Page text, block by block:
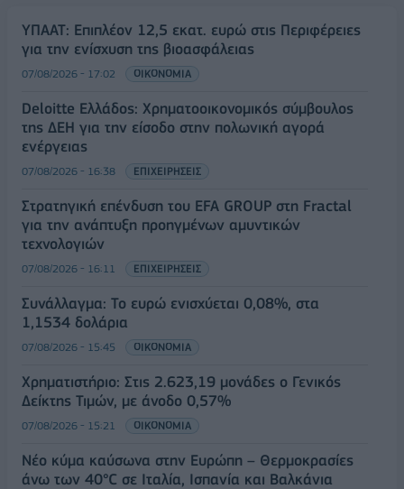
ΥΠΑΑΤ: Επιπλέον 12,5 εκατ. ευρώ στις Περιφέρειες
για την ενίσχυση της βιοασφάλειας
07/08/2026 - 17:02 ΟΙΚΟΝΟΜΙΑ
Deloitte Ελλάδος: Χρηματοοικονομικός σύμβουλος
της ΔΕΗ για την είσοδο στην πολωνική αγορά
ενέργειας
07/08/2026 - 16:38 ΕΠΙΧΕΙΡΗΣΕΙΣ
Στρατηγική επένδυση του EFA GROUP στη Fractal
για την ανάπτυξη προηγμένων αμυντικών
τεχνολογιών
07/08/2026 - 16:11 ΕΠΙΧΕΙΡΗΣΕΙΣ
Συνάλλαγμα: Το ευρώ ενισχύεται 0,08%, στα
1,1534 δολάρια
07/08/2026 - 15:45 ΟΙΚΟΝΟΜΙΑ
Χρηματιστήριο: Στις 2.623,19 μονάδες ο Γενικός
Δείκτης Τιμών, με άνοδο 0,57%
07/08/2026 - 15:21 ΟΙΚΟΝΟΜΙΑ
Νέο κύμα καύσωνα στην Ευρώπη – Θερμοκρασίες
άνω των 40°C σε Ιταλία, Ισπανία και Βαλκάνια